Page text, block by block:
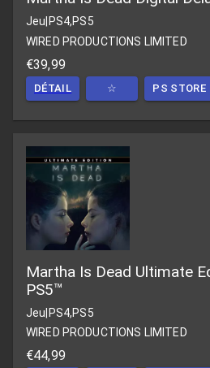
Jeu PS4,PS5
WIRED PRODUCTIONS LIMITED
€39,99
DÉTAIL ☆ PS STORE
Martha Is Dead Ultimate
PS5™
Jeu|PS4,PS5
WIRED PRODUCTIONS LIMITED
€44,99